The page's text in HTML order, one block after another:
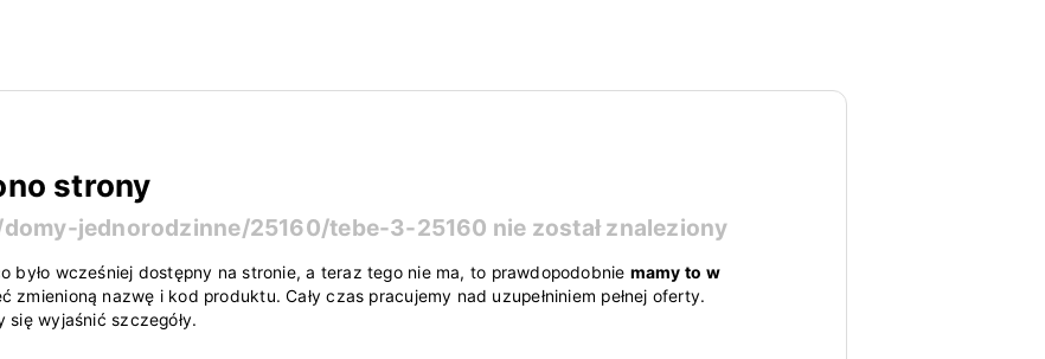
strony
jednorodzinne/25160/tebe-3-25160 nie został znaleziony
było wcześniej dostępny na stronie, a teraz tego nie ma, to prawdopodobnie mamy to w
zmienioną nazwę i kod produktu. Cały czas pracujemy nad uzupełniniem pełnej oferty.
się wyjaśnić szczegóły.